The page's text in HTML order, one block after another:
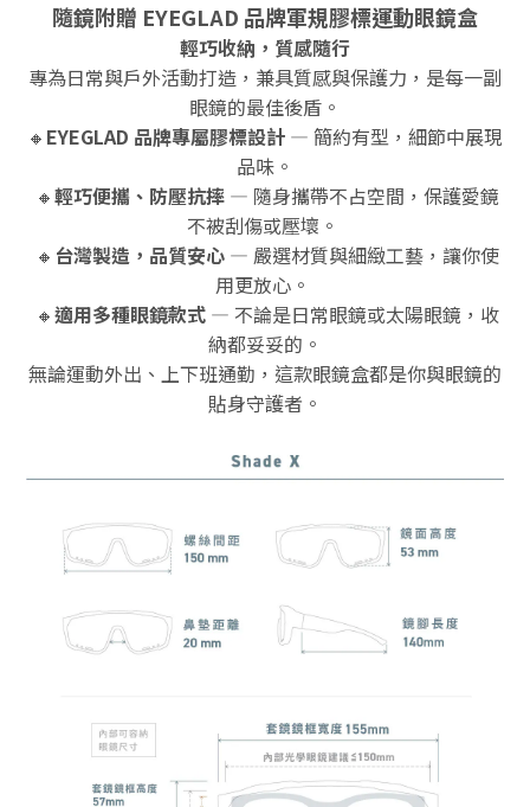
隨鏡附贈 EYEGLAD 品牌軍規膠標運動眼鏡盒
輕巧收納，質感隨行
專為日常與戶外活動打造，兼具質感與保護力，是每一副
眼鏡的最佳後盾。
🔸 EYEGLAD 品牌專屬膠標設計 — 簡約有型，細節中展現
品味。
🔸輕巧便攜、防壓抗摔 — 隨身攜帶不占空間，保護愛鏡
不被刮傷或壓壞。
🔸 台灣製造，品質安心 — 嚴選材質與細緻工藝，讓你使
用更放心。
🔸適用多種眼鏡款式 — 不論是日常眼鏡或太陽眼鏡，收
納都妥妥的。
無論運動外出、上下班通勤，這款眼鏡盒都是你與眼鏡的
貼身守護者。